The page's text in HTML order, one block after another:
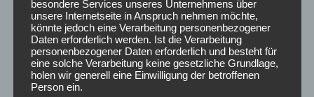
ARCHIV
August 2026
besondere Services unseres Unternehmens über
unsere Internetseite in Anspruch nehmen möchte,
könnte jedoch eine Verarbeitung personenbezogener
Daten erforderlich werden. Ist die Verarbeitung
personenbezogener Daten erforderlich und besteht für
eine solche Verarbeitung keine gesetzliche Grundlage,
holen wir generell eine Einwilligung der betroffenen
Person ein.